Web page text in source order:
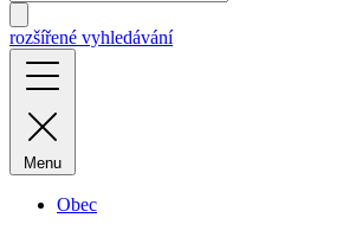
rozšířené vyhledávání
Menu
Obec